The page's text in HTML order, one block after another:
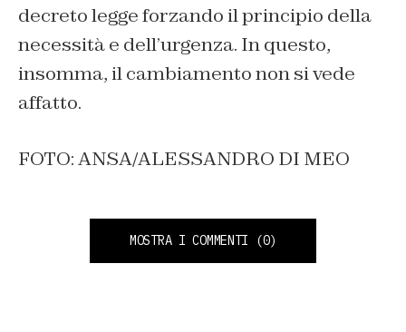
decreto legge forzando il principio della
necessità e dell’urgenza. In questo,
insomma, il cambiamento non si vede
affatto.
FOTO: ANSA/ALESSANDRO DI MEO
MOSTRA I COMMENTI (0)